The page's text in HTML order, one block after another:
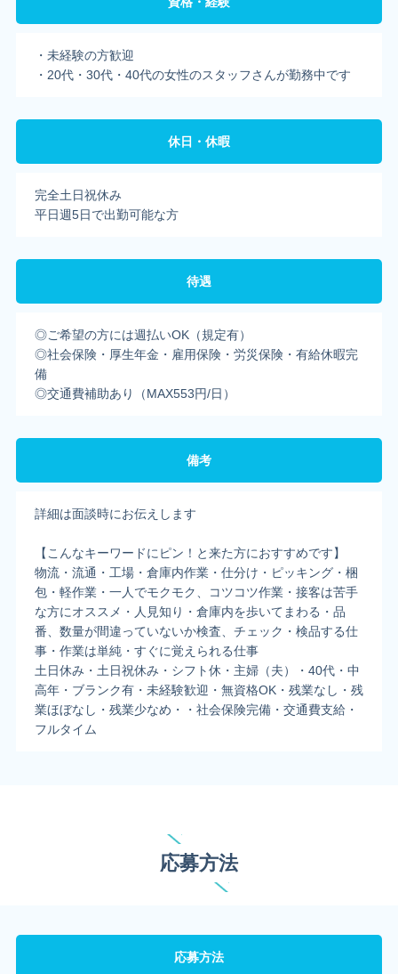
・未経験の方歓迎
・20代・30代・40代の女性のスタッフさんが勤務中です
休日・休暇
完全土日祝休み
平日週5日で出勤可能な方
待遇
◎ご希望の方には週払いOK（規定有）
◎社会保険・厚生年金・雇用保険・労災保険・有給休暇完
備
◎交通費補助あり（MAX553円/日）
備考
詳細は面談時にお伝えします
【こんなキーワードにピン！と来た方におすすめです】
物流・流通・工場・倉庫内作業・仕分け・ピッキング・梱
包・軽作業・一人でモクモク、コツコツ作業・接客は苦手
な方にオススメ・人見知り・倉庫内を歩いてまわる・品
番、数量が間違っていないか検査、チェック・検品する仕
事・作業は単純・すぐに覚えられる仕事
土日休み・土日祝休み・シフト休・主婦（夫）・40代・中
高年・ブランク有・未経験歓迎・無資格OK・残業なし・残
業ほぼなし・残業少なめ・・社会保険完備・交通費支給・
フルタイム
応募方法
応募方法